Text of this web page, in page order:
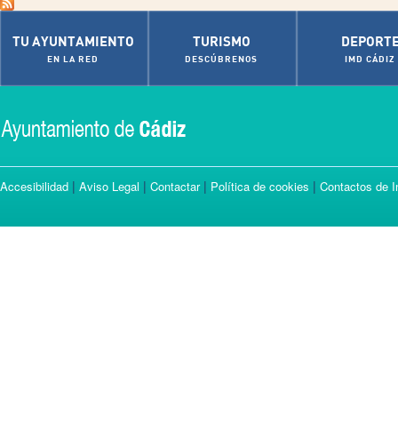
TU AYUNTAMIENTO
EN LA RED
TURISMO
DESCÚBRENOS IMD CÁDIZ
Accesibilidad | Aviso Legal | Contactar| Política de cookies | Contactos de